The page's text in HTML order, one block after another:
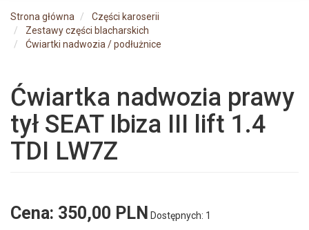
Strona główna
Części karoserii
Zestawy części blacharskich
Ćwiartki nadwozia / podłużnice
Ćwiartka nadwozia prawy
tył SEAT Ibiza III lift 1.4
TDI LW7Z
Cena: 350,00 PLN Dostępnych: 1